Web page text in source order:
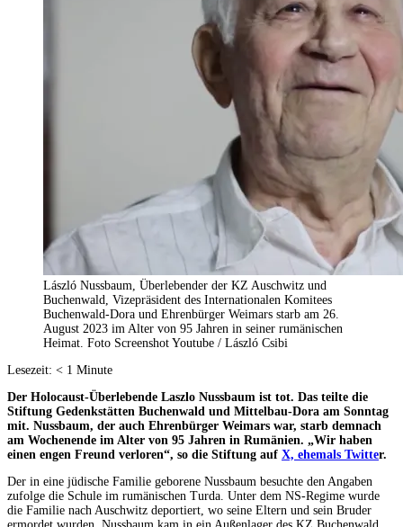
László Nussbaum, Überlebender der KZ Auschwitz und
Buchenwald, Vizepräsident des Internationalen Komitees
Buchenwald-Dora und Ehrenbürger Weimars starb am 26.
August 2023 im Alter von 95 Jahren in seiner rumänischen
Heimat. Foto Screenshot Youtube / László Csibi
Lesezeit: < 1 Minute
Der Holocaust-Überlebende Laszlo Nussbaum ist tot. Das teilte die
Stiftung Gedenkstätten Buchenwald und Mittelbau-Dora am Sonntag
mit. Nussbaum, der auch Ehrenbürger Weimars war, starb demnach
am Wochenende im Alter von 95 Jahren in Rumänien. „Wir haben
einen engen Freund verloren“, so die Stiftung auf X, ehemals Twitter.
Der in eine jüdische Familie geborene Nussbaum besuchte den Angaben
zufolge die Schule im rumänischen Turda. Unter dem NS-Regime wurde
die Familie nach Auschwitz deportiert, wo seine Eltern und sein Bruder